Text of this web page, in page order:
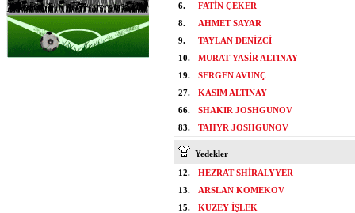
6.
FATİN ÇEKER
8.
AHMET SAYAR
9.
TAYLAN DENİZCİ
10.
MURAT YASİR ALTINAY
19.
SERGEN AVUNÇ
27.
KASIM ALTINAY
66.
SHAKIR JOSHGUNOV
83.
TAHYR JOSHGUNOV
Yedekler
12.
HEZRAT SHİRALYYER
13.
ARSLAN KOMEKOV
15.
KUZEY İŞLEK